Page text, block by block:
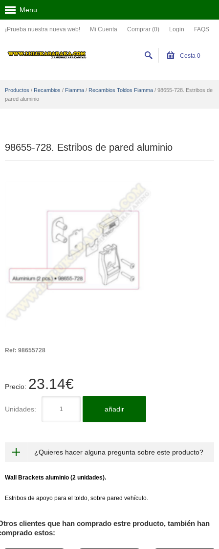
¡Prueba nuestra nueva web! Mi Cuenta Comprar (0) Login FAQS
Menu
Cesta 0
Productos / Recambios / Fiamma / Recambios Toldos Fiamma / 98655-728. Estribos de
pared aluminio
98655-728. Estribos de pared aluminio
Ref: 98655728
Precio: 23.14€
Unidades: añadir
¿Quieres hacer alguna pregunta sobre este producto?
Wall Brackets aluminio (2 unidades).
Estribos de apoyo para el toldo, sobre pared vehículo.
clientes que han comprado estre producto, también han
estos: